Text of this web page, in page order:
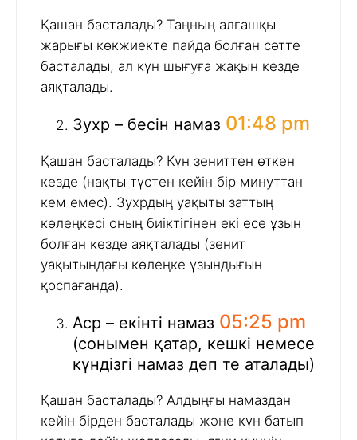
Қашан басталады? Таңның алғашқы
жарығы көкжиекте пайда болған сәтте
басталады, ал күн шығуға жақын кезде
аяқталады.
Зухр – бесін намаз 01:48 pm
Қашан басталады? Күн зениттен өткен
кезде (нақты түстен кейін бір минуттан
кем емес). Зухрдың уақыты заттың
көлеңкесі оның биіктігінен екі есе ұзын
болған кезде аяқталады (зенит
уақытындағы көлеңке ұзындығын
қоспағанда).
Аср – екінті намаз 05:25 pm
(сонымен қатар, кешкі немесе
күндізгі намаз деп те аталады)
Қашан басталады? Алдыңғы намаздан
кейін бірден басталады және күн батып